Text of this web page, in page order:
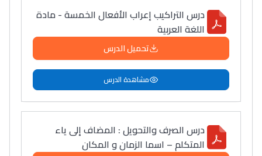
درس التراكيب إعراب الأفعال الخمسة - مادة
اللغة العربية
تحميل الدرس
مشاهدة الدرس
درس الصرف والتحويل : المضاف إلى ياء
المتكلم – اسما الزمان و المكان